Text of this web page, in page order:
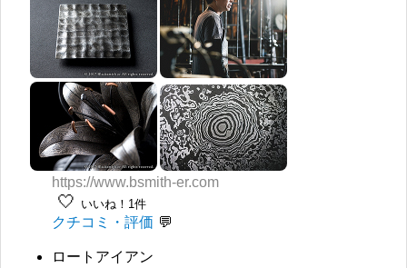
https://www.bsmith-er.com
🤍 いいね！1件
クチコミ・評価
ロートアイアン